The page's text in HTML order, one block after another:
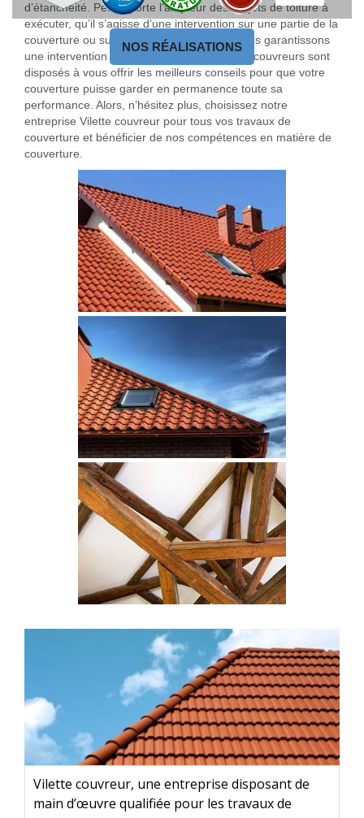
NOS RÉALISATIONS
d’étanchéité. Peu importe l’ampleur des projets de toiture à
exécuter, qu’il s’agisse d’une intervention sur une partie de la
couverture ou sur toute sa surface, nous vous garantissons
une intervention de qualité. Par ailleurs, nos couvreurs sont
disposés à vous offrir les meilleurs conseils pour que votre
couverture puisse garder en permanence toute sa
performance. Alors, n’hésitez plus, choisissez notre
entreprise Vilette couvreur pour tous vos travaux de
couverture et bénéficier de nos compétences en matière de
couverture.
Vilette couvreur, une entreprise disposant de
main d’œuvre qualifiée pour les travaux de